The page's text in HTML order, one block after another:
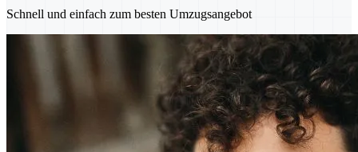
Schnell und einfach zum besten Umzugsangebot